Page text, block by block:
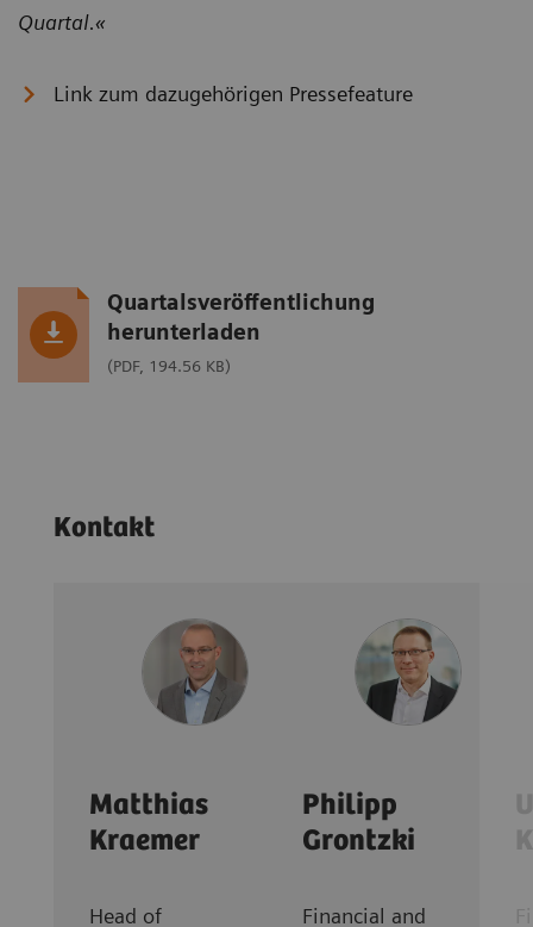
Quartal.«
Link zum dazugehörigen Pressefeature
Quartalsveröffentlichung
herunterladen
(PDF, 194.56 KB)
Kontakt
Matthias
Kraemer
Head of
Philipp
Grontzki
Financial and